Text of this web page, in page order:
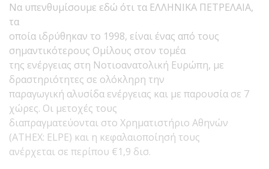
Να υπενθυμίσουμε εδώ ότι τα ΕΛΛΗΝΙΚΑ ΠΕΤΡΕΛΑΙΑ,
τα
οποία ιδρύθηκαν το 1998, είναι ένας από τους
σημαντικότερους Ομίλους στον τομέα
της ενέργειας στη Νοτιοανατολική Ευρώπη, με
δραστηριότητες σε ολόκληρη την
παραγωγική αλυσίδα ενέργειας και με παρουσία σε 7
χώρες. Οι μετοχές τους
διαπραγματεύονται στο Χρηματιστήριο Αθηνών
(ATHEX: ELPE) και η κεφαλαιοποίησή τους
ανέρχεται σε περίπου €1,9 δισ.